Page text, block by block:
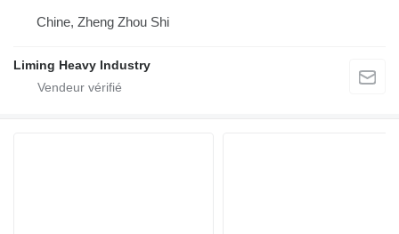
Chine, Zheng Zhou Shi
Liming Heavy Industry